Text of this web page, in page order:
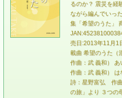
るのか？ 震災を経
ながら編んでいっ
集「希望のうた」
売日:2013年11月1
載曲 希望のうた
作曲：武 義和）
作曲：武 義和）
詩：星野富弘 作
の旅」より ３つ